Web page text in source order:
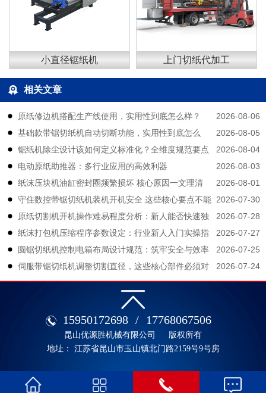
小直径锯纸机 上门切纸代加工
相关文章
2026-08-06
原纸修边机搭配生产线使用，实用性到底怎么样？
2026-08-05
基础款带锯切纸机自动切断功能，实用性到底怎么
样？
2026-08-04
锯纸机除尘设计该如何定义标准化？全维度规范要点
拆解
2026-08-03
电动原纸助推器：多行业应用的高效利器
2026-08-01
纸沫压块机油缸密封圈频繁损坏 核心原因一文理清
2026-07-30
守住数控带锯切纸机装机开机安全 这些核心要点不能
大意
2026-07-28
原纸切割机开机操作难易程度分析：新人能否快速独
立上手？
2026-07-27
纸沫打包机压缩程序参数设定：行业新人入门实操指
南
2026-07-25
圆锯切纸机控制电箱布局设计规范：筑牢安全与效率
的生产根基
2026-07-24
伺服带锯切纸机调整切割直径，这些核心部件必须对
应修改
15950172698 / 17768067506
昆山优源胜机械有限公司
版权所有
地址： 江苏省昆山市玉山镇北门路2159号9号房